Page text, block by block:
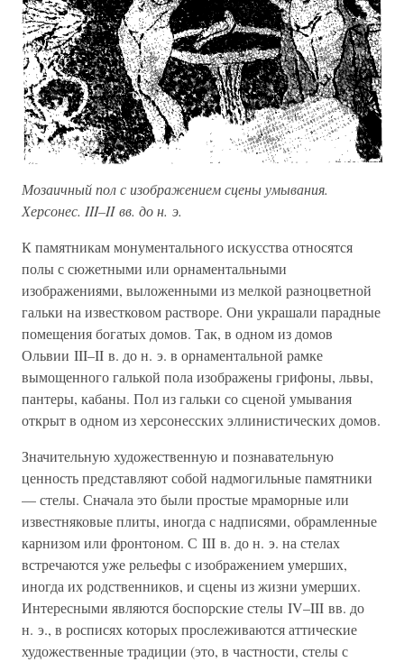
Мозаичный пол с изображением сцены умывания.
Херсонес. III–II вв. до н. э.
К памятникам монументального искусства относятся
полы с сюжетными или орнаментальными
изображениями, выложенными из мелкой разноцветной
гальки на известковом растворе. Они украшали парадные
помещения богатых домов. Так, в одном из домов
Ольвии III–II в. до н. э. в орнаментальной рамке
вымощенного галькой пола изображены грифоны, львы,
пантеры, кабаны. Пол из гальки со сценой умывания
открыт в одном из херсонесских эллинистических домов.
Значительную художественную и познавательную
ценность представляют собой надмогильные памятники
— стелы. Сначала это были простые мраморные или
известняковые плиты, иногда с надписями, обрамленные
карнизом или фронтоном. С III в. до н. э. на стелах
встречаются уже рельефы с изображением умерших,
иногда их родственников, и сцены из жизни умерших.
Интересными являются боспорские стелы IV–III вв. до
н. э., в росписях которых прослеживаются аттические
художественные традиции (это, в частности, стелы с